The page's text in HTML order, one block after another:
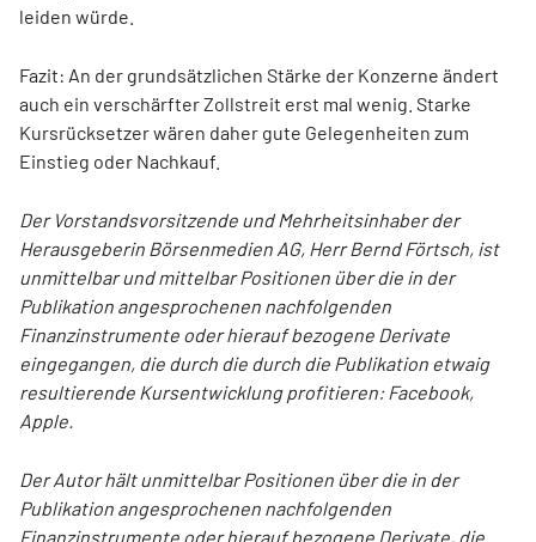
leiden würde.
Fazit: An der grundsätzlichen Stärke der Konzerne ändert
auch ein verschärfter Zollstreit erst mal wenig. Starke
Kursrücksetzer wären daher gute Gelegenheiten zum
Einstieg oder Nachkauf.
Der Vorstandsvorsitzende und Mehrheitsinhaber der
Herausgeberin Börsenmedien AG, Herr Bernd Förtsch, ist
unmittelbar und mittelbar Positionen über die in der
Publikation angesprochenen nachfolgenden
Finanzinstrumente oder hierauf bezogene Derivate
eingegangen, die durch die durch die Publikation etwaig
resultierende Kursentwicklung profitieren: Facebook,
Apple.
Der Autor hält unmittelbar Positionen über die in der
Publikation angesprochenen nachfolgenden
Finanzinstrumente oder hierauf bezogene Derivate, die